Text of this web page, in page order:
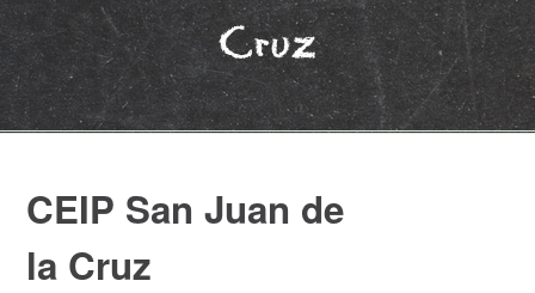
Cruz
CEIP San Juan de
la Cruz